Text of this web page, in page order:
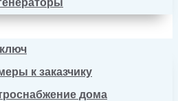
к заказчику
дома